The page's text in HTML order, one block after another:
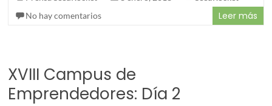
No hay comentarios
Leer más
XVIII Campus de
Emprendedores: Día 2